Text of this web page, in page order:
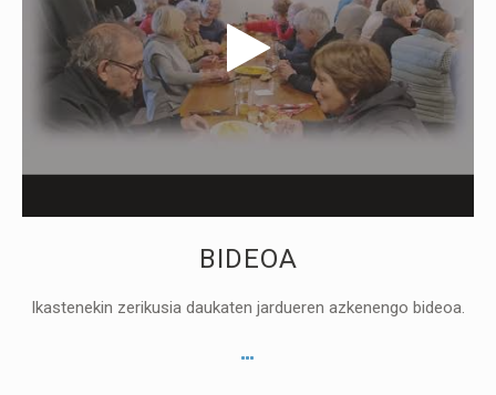
BIDEOA
Ikastenekin zerikusia daukaten jardueren azkenengo bideoa.